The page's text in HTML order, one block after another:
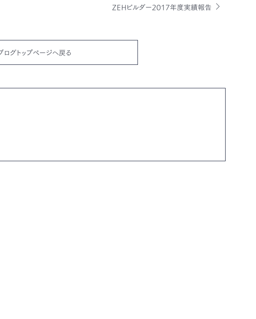
ZEHビルダー2017年度実績報告
ログトップページへ戻る